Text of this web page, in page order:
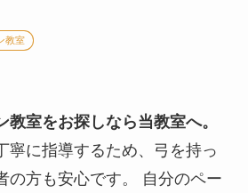
教室
室をお探しなら当教室へ。
寧に指導するため、弓を持っ
の方も安心です。 自分のペー